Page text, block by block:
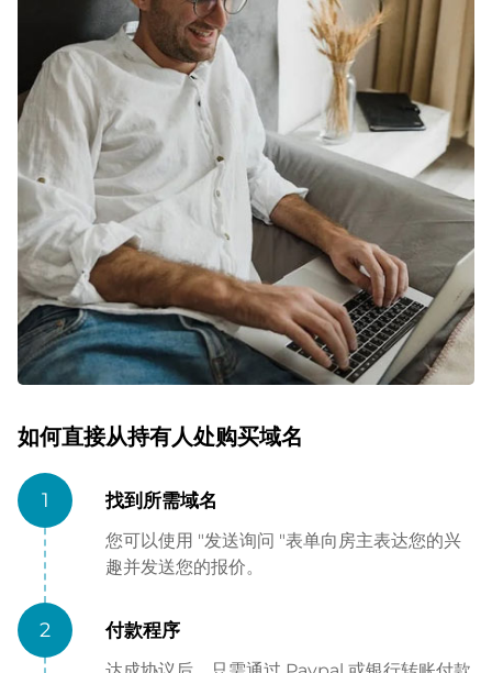
如何直接从持有人处购买域名
1 找到所需域名
您可以使用 "发送询问 "表单向房主表达您的兴
趣并发送您的报价。
2 付款程序